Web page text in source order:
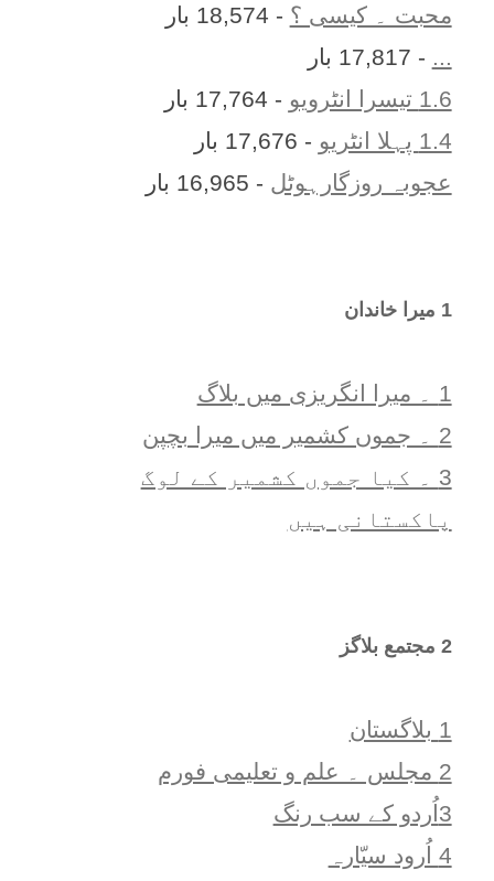
محبت ۔ کیسی ؟ - 18,574 بار
... - 17,817 بار
1.6 تیسرا انٹرویو
- 17,764 بار
1.4 پہلا انٹریو
- 17,676 بار
عجوبہ روزگارہوٹل - 16,965 بار
1 ميرا خاندان
1 ۔ ميرا انگريزی ميں بلاگ
2 ۔ جموں کشمیر میں میرا بچپن
3 ۔ کیا جموں کشمیر کے لوگ
پاکستانی ہیں
2 مجتمع بلاگز
1 بلاگستان
2 مجلس ۔ علم و تعلیمی فورم
3اُردو کے سب رنگ
4 اُرود سیّارہ